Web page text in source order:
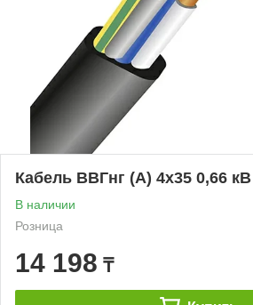
Кабель ВВГнг (А) 4х35 0,66
В наличии
Розница
14 198 ₸